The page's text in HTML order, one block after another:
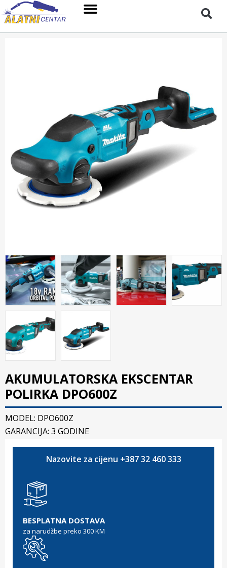
AKUMULATORSKA EKSCENTAR
POLIRKA DPO600Z
MODEL: DPO600Z
GARANCIJA: 3 GODINE
Nazovite za cijenu +387 32 460 333
BESPLATNA DOSTAVA
za narudžbe preko 300 KM